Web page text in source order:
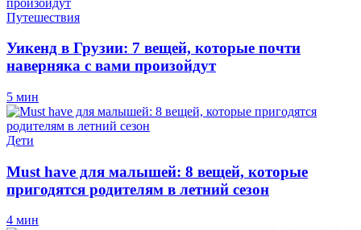
Путешествия
Уикенд в Грузии: 7 вещей, которые почти
наверняка с вами произойдут
5 мин
Дети
Must have для малышей: 8 вещей, которые
пригодятся родителям в летний сезон
4 мин